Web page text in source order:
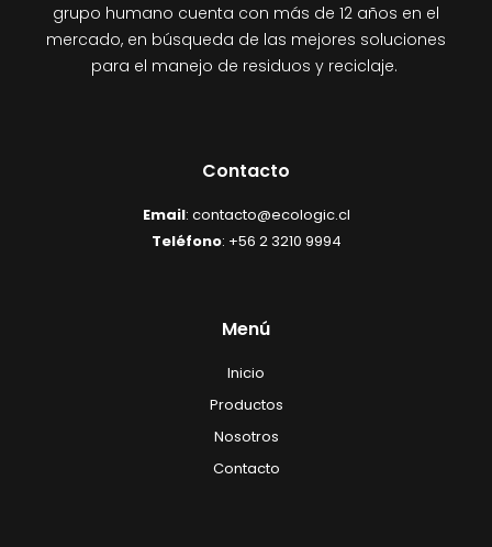
grupo humano cuenta con más de 12 años en el
mercado, en búsqueda de las mejores soluciones
para el manejo de residuos y reciclaje.
Contacto
Email: contacto@ecologic.cl
Teléfono: +56 2 3210 9994
Menú
Inicio
Productos
Nosotros
Contacto